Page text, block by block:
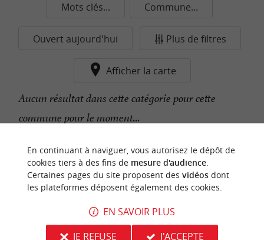
Mots clés... Commune...
Ouvert aujourd'hui Plus de filtres
Afficher la carte
Aucun résultat dans cette catégorie pour cette
commune pour le moment...
n
o
t
r
e
c
o
u
p
d
e
c
o
e
u
r
En continuant à naviguer, vous autorisez le dépôt de
cookies tiers à des fins de mesure d'audience.
Certaines pages du site proposent des vidéosdont
les plateformes déposent également des cookies.
EN SAVOIR PLUS
JE REFUSE
J'ACCEPTE